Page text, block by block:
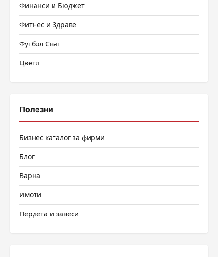
Финанси и Бюджет
Фитнес и Здраве
Футбол Свят
Цветя
Полезни
Бизнес каталог за фирми
Блог
Варна
Имоти
Пердета и завеси